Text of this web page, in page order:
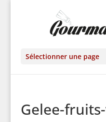
Sélectionner une page
Gelee-